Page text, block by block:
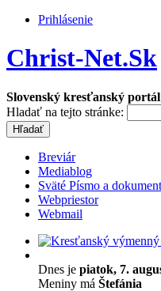
Prihlásenie
Christ-Net.Sk
Slovenský kresťanský
Hladať na tejto stránke:
Breviár
Mediablog
Sväté Písmo a
Webpriestor
Webmail
Dnes je piatok, 7.
Meniny má Štefánia